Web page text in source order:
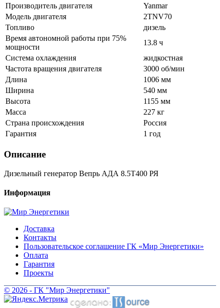
Производитель двигателя
Yanmar
Модель двигателя
2TNV70
Топливо
дизель
Время автономной работы при 75%
мощности
13.8 ч
Система охлаждения
жидкостная
Частота вращения двигателя
3000 об/мин
Длина
1006 мм
Ширина
540 мм
Высота
1155 мм
Масса
227 кг
Страна происхождения
Россия
Гарантия
1 год
Описание
Дизельный генератор Вепрь АДА 8.5Т400 РЯ
Информация
Доставка
Контакты
Пользовательское соглашение ГК «Мир Энергетики»
Оплата
Гарантия
Проекты
© 2026 - ГК "Мир Энергетики"